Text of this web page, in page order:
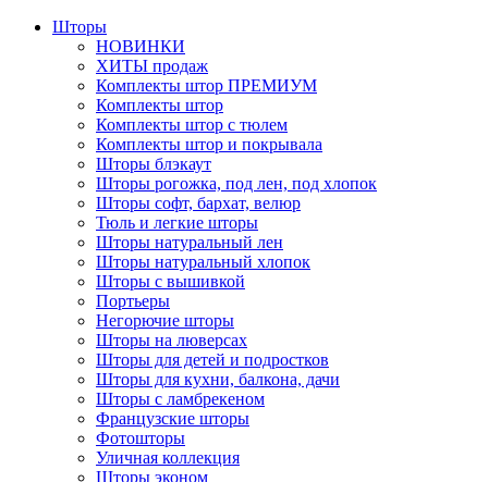
Шторы
НОВИНКИ
ХИТЫ продаж
Комплекты штор ПРЕМИУМ
Комплекты штор
Комплекты штор с тюлем
Комплекты штор и покрывала
Шторы блэкаут
Шторы рогожка, под лен, под хлопок
Шторы софт, бархат, велюр
Тюль и легкие шторы
Шторы натуральный лен
Шторы натуральный хлопок
Шторы с вышивкой
Портьеры
Негорючие шторы
Шторы на люверсах
Шторы для детей и подростков
Шторы для кухни, балкона, дачи
Шторы с ламбрекеном
Французские шторы
Фотошторы
Уличная коллекция
Шторы эконом